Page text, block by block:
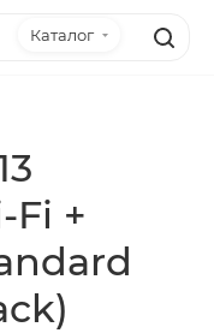
Каталог
Fi +